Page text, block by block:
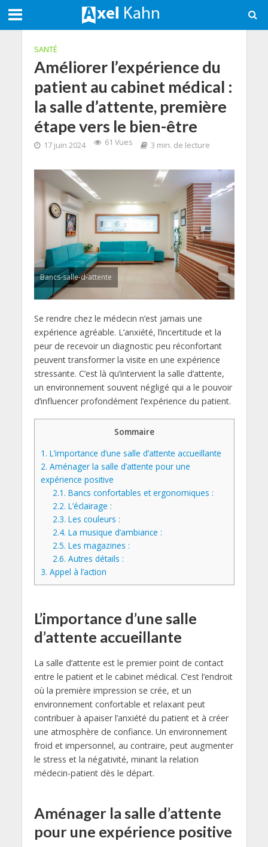
SANTÉ
Améliorer l’expérience du
patient au cabinet médical :
la salle d’attente, première
étape vers le bien-être
17 juin 2024 61 Vues 3 min. de lecture
Bancs-salle-d-attente
Se rendre chez le médecin n’est jamais une
expérience agréable. L’anxiété, l’incertitude et la
peur de recevoir un diagnostic peu réconfortant
peuvent transformer la visite en une expérience
stressante. C’est là qu’intervient la salle d’attente,
un environnement souvent négligé qui a le pouvoir
d’influencer profondément l’expérience du patient.
Sommaire
1. L’importance d’une salle d’attente accueillante
2. Aménager la salle d’attente pour une
expérience positive
2.1. Bancs confortables et ergonomiques :
2.2. L’éclairage :
2.3. Les couleurs :
2.4. La musique d’ambiance :
2.5. Les magazines :
2.6. Autres détails :
3. Appel à l’action
L’importance d’une salle
d’attente accueillante
La salle d’attente est le premier point de contact
entre le patient et le cabinet médical. C’est l’endroit
où la première impression se crée, et un
environnement confortable et relaxant peut
contribuer à apaiser l’anxiété du patient et à créer
une atmosphère de confiance. Un environnement
froid et impersonnel, au contraire, peut augmenter
le stress et la négativité, minant la relation
médecin-patient dès le départ.
Aménager la salle d’attente
pour une expérience positive